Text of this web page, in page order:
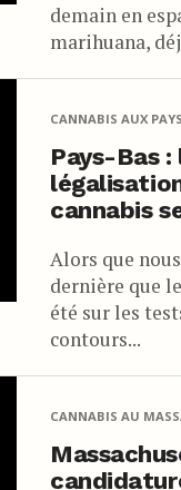
demain en
marihuana,
CANNABIS AUX
Pays-Bas
cannabis
Alors que
dernière que
été sur les
contours...
CANNABIS AU